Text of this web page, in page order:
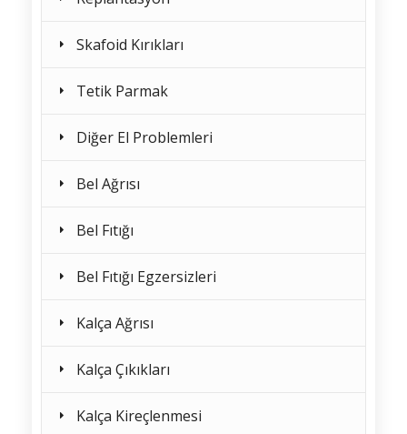
Skafoid Kırıkları
Tetik Parmak
Diğer El Problemleri
Bel Ağrısı
Bel Fıtığı
Bel Fıtığı Egzersizleri
Kalça Ağrısı
Kalça Çıkıkları
Kalça Kireçlenmesi